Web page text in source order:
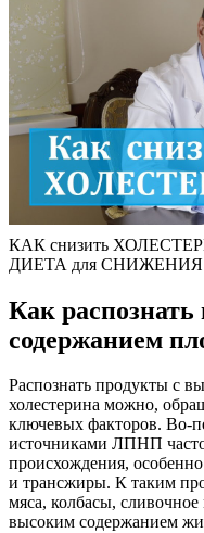
КАК снизить
ДИЕТА для СНИЖЕНИЯ
Как
содержанием
Распознать продукты с
холестерина можно,
ключевых факторов. Во-
источниками ЛПНП
происхождения,
и трансжиры. К таким
мяса, колбасы,
высоким содержанием